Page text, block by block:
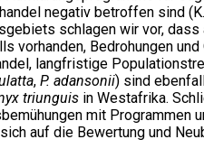
negativ betroffen sind
schlagen wir vor, dass
vorhanden, Bedrohungen
langfristige
, P. adansonii) sind
triunguis in Westafrika.
mit
auf die Bewertung und